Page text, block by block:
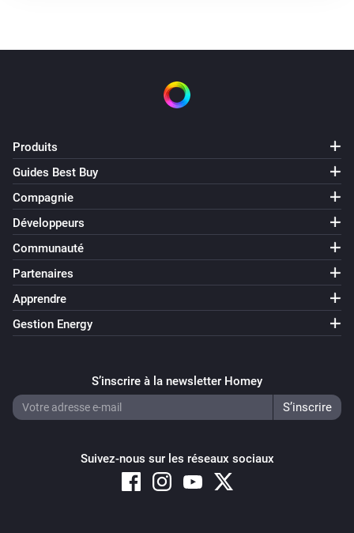
Produits
Guides Best Buy
Compagnie
Développeurs
Communauté
Partenaires
Apprendre
Gestion Energy
S’inscrire à la newsletter Homey
Suivez-nous sur les réseaux sociaux